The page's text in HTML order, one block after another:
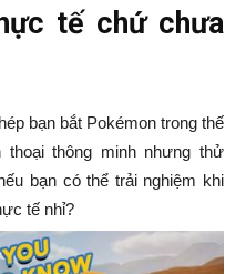
tế chứ chưa
bạn bắt Pokémon trong thế
thông minh nhưng thử
bạn có thể trải nghiệm khi
tế nhỉ?